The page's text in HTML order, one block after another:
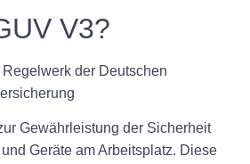
V3?
der Deutschen
Gewährleistung der Sicherheit
Geräte am Arbeitsplatz. Diese